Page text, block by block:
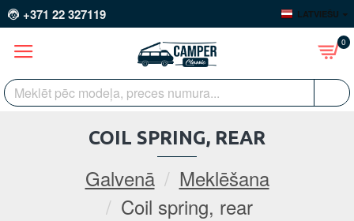
+371 22 327119 LATVIEŠU
0
Galvenā
Meklēšana
Coil spring, rear
COIL SPRING, REAR